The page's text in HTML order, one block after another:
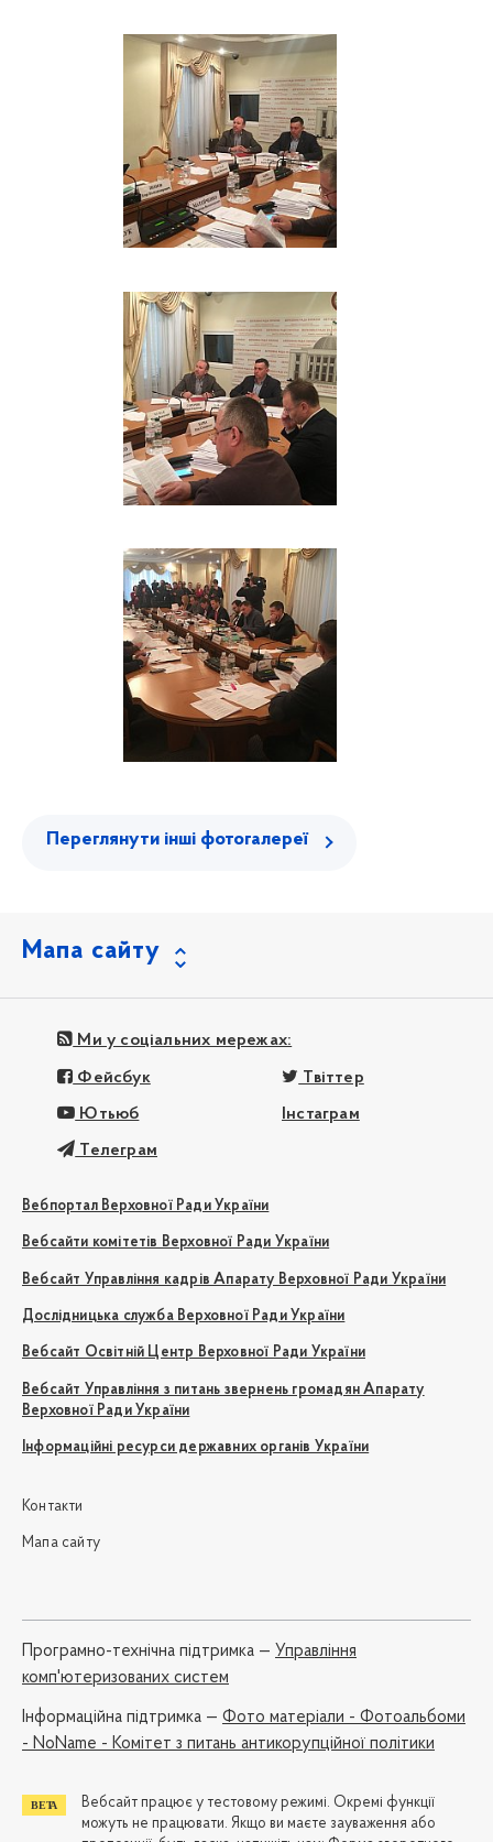
Переглянути інші фотогалереї
Мапа сайту
Ми у соціальних мережах:
Фейсбук Твіттер
Ютьюб Інстаграм
Телеграм
Вебпортал Верховної Ради України
Вебсайти комітетів Верховної Ради України
Вебсайт Управління кадрів Апарату Верховної Ради України
Дослідницька служба Верховної Ради України
Вебсайт Освітній Центр Верховної Ради України
Вебсайт Управління з питань звернень громадян Апарату
Верховної Ради України
Інформаційні ресурси державних органів України
Контакти
Мапа сайту
Програмно-технічна підтримка — Управління
комп'ютеризованих систем
Iнформаційна підтримка — Фото матеріали - Фотоальбоми
- NoName - Комітет з питань антикорупційної політики
Вебсайт працює у тестовому режимі. Окремі функції
можуть не працювати. Якщо ви маєте зауваження або